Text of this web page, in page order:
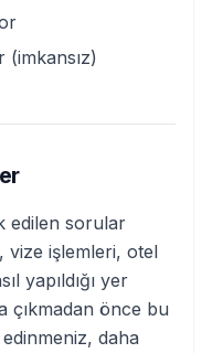
(imkansız)
edilen sorular
vize işlemleri, otel
yapıldığı yer
çıkmadan önce bu
daha